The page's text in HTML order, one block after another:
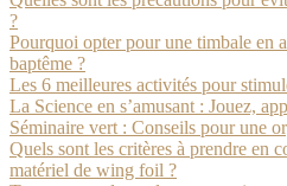
?
Pourquoi opter pour une timbale en
baptême ?
Les 6 meilleures activités pour
La Science en s’amusant : Jouez,
Séminaire vert : Conseils pour une
Quels sont les critères à prendre en
matériel de wing foil ?